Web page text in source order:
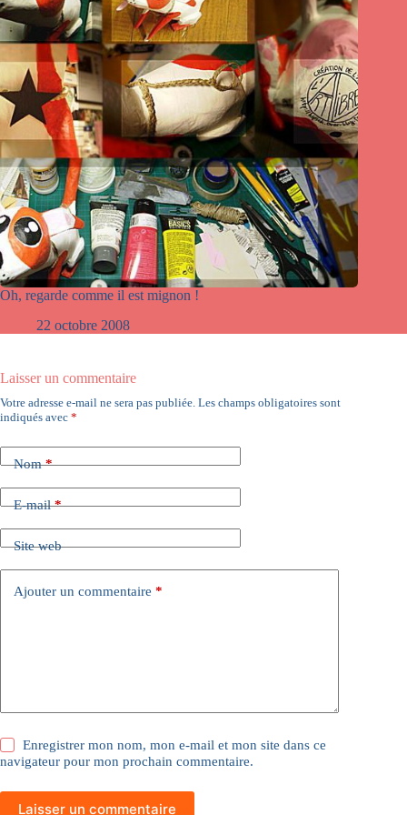
Oh, regarde comme il est mignon !
22 octobre 2008
Laisser un commentaire
Votre adresse e-mail ne sera pas publiée. Les champs obligatoires sont
indiqués avec *
Nom*
E-mail*
Site web
Ajouter un commentaire *
Enregistrer mon nom, mon e-mail et mon site dans ce
navigateur pour mon prochain commentaire.
Laisser un commentaire